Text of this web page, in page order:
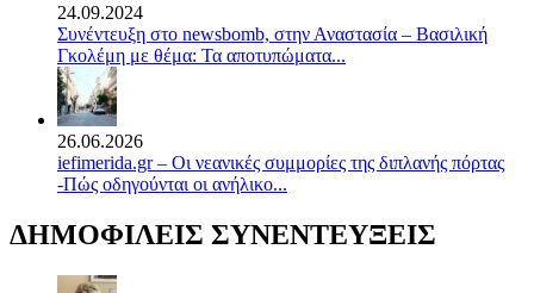
24.09.2024
Συνέντευξη στο newsbomb, στην Αναστασία – Βασιλική
Γκολέμη με θέμα: Τα αποτυπώματα...
26.06.2026
iefimerida.gr – Οι νεανικές συμμορίες της διπλανής πόρτας
-Πώς οδηγούνται οι ανήλικο...
ΔΗΜΟΦΙΛΕΙΣ ΣΥΝΕΝΤΕΥΞΕΙΣ